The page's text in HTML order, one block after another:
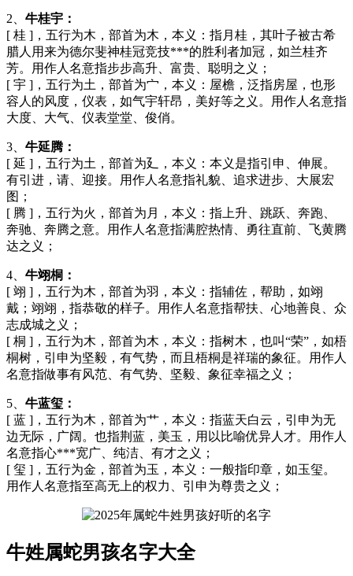
2、 牛桂宇：
[ 桂 ]，五行为木，部首为木，本义：指月桂，其叶子被古希
腊人用来为德尔斐神桂冠竞技***的胜利者加冠，如兰桂齐
芳。用作人名意指步步高升、富贵、聪明之义；
[ 宇 ]，五行为土，部首为宀，本义：屋檐，泛指房屋，也形
容人的风度，仪表，如气宇轩昂，美好等之义。用作人名意指
大度、大气、仪表堂堂、俊俏。
3、 牛延腾：
[ 延 ]，五行为土，部首为廴，本义：本义是指引申、伸展。
有引进，请、迎接。用作人名意指礼貌、追求进步、大展宏
图；
[ 腾 ]，五行为火，部首为月，本义：指上升、跳跃、奔跑、
奔驰、奔腾之意。用作人名意指满腔热情、勇往直前、飞黄腾
达之义；
4、 牛翊桐：
[ 翊 ]，五行为木，部首为羽，本义：指辅佐，帮助，如翊
戴；翊翊，指恭敬的样子。用作人名意指帮扶、心地善良、众
志成城之义；
[ 桐 ]，五行为木，部首为木，本义：指树木，也叫“荣”，如梧
桐树，引申为坚毅，有气势，而且梧桐是祥瑞的象征。用作人
名意指做事有风范、有气势、坚毅、象征幸福之义；
5、 牛蓝玺：
[ 蓝 ]，五行为木，部首为艹，本义：指蓝天白云，引申为无
边无际，广阔。也指荆蓝，美玉，用以比喻优异人才。用作人
名意指心***宽广、纯洁、有才之义；
[ 玺 ]，五行为金，部首为玉，本义：一般指印章，如玉玺。
用作人名意指至高无上的权力、引申为尊贵之义；
牛姓属蛇男孩名字大全